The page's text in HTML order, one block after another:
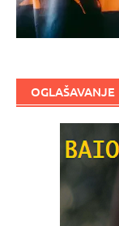
OGLAŠAVANJE